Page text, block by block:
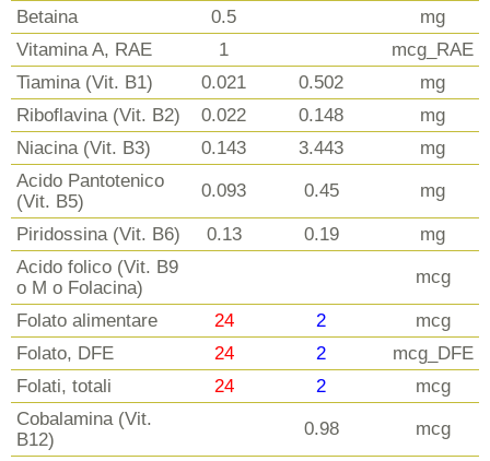
Betaina
0.5
mg
Vitamina A, RAE
1
mcg_RAE
Tiamina (Vit. B1)
0.021 0.502
mg
Riboflavina (Vit. B2)
0.022 0.148
mg
Niacina (Vit. B3)
0.143 3.443
mg
Acido Pantotenico
(Vit. B5)
0.093 0.45 mg
Piridossina (Vit. B6) 0.13 0.19
mg
Acido folico (Vit. B9
o M o Folacina)
mcg
Folato alimentare 24 2
mcg
Folato, DFE
24 2
mcg_DFE
Folati, totali
24 2
mcg
Cobalamina (Vit.
B12)
0.98 mcg